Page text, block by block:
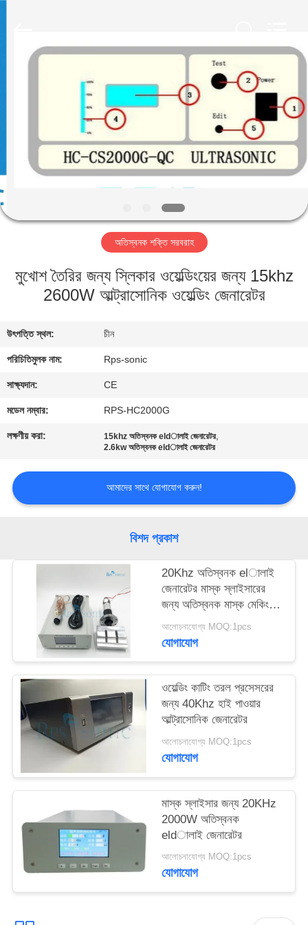
আমাদের
সম্পর্কে
কারখানা
যোগাযোগ
করুন
খবর
কেস
গোপনীয়তা
Hangzhou
Reserved.
অতিস্বনক শক্তি সরবরাহ
মুখোশ তৈরির জন্য স্লিকার ওয়েল্ডিংয়ের জন্য 15khz
2600W আল্ট্রাসোনিক ওয়েল্ডিং জেনারেটর
উৎপত্তি স্থল: চীন
পরিচিতিমুলক নাম: Rps-sonic
সাক্ষ্যদান: CE
মডেল নম্বার: RPS-HC2000G
লক্ষণীয় করা: 15khz অতিস্বনক eldালাই জেনারেটর,
2.6kw অতিস্বনক eldালাই জেনারেটর
আমাদের সাথে যোগাযোগ করুন!
বিশদ প্রকাশ
20Khz অতিস্বনক elালাই
জেনারেটর মাস্ক স্লাইসারের
জন্য অতিস্বনক মাস্ক মেকিং
আলোচনাযোগ্য MOQ:1pcs
যোগাযোগ
ওয়েল্ডিং কাটিং তরল প্রসেসরের
জন্য 40Khz হাই পাওয়ার
আল্ট্রাসোনিক জেনারেটর
আলোচনাযোগ্য MOQ:1pcs
যোগাযোগ
মাস্ক স্লাইসার জন্য 20KHz
2000W অতিস্বনক
eldালাই জেনারেটর
আলোচনাযোগ্য MOQ:1pcs
যোগাযোগ